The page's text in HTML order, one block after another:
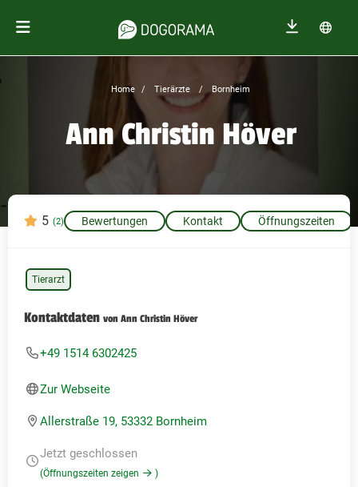
Home Tierärzte Bornheim
Ann Christin Höver
5 (2) Bewertungen Kontakt Öffnungszeiten
Tierarzt
Kontaktdaten von Ann Christin Höver
+49 1514 6302425
Zur Webseite
Allerstraße 19, 53332 Bornheim
Jetzt geschlossen
(Öffnungszeiten zeigen )